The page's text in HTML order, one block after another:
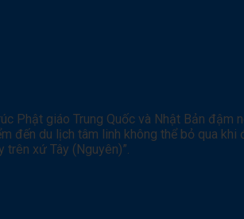
Phật giáo Trung Quốc và Nhật Bản đậm
đến du lịch tâm linh không thể bỏ qua khi
trên xứ Tây (Nguyên)”.